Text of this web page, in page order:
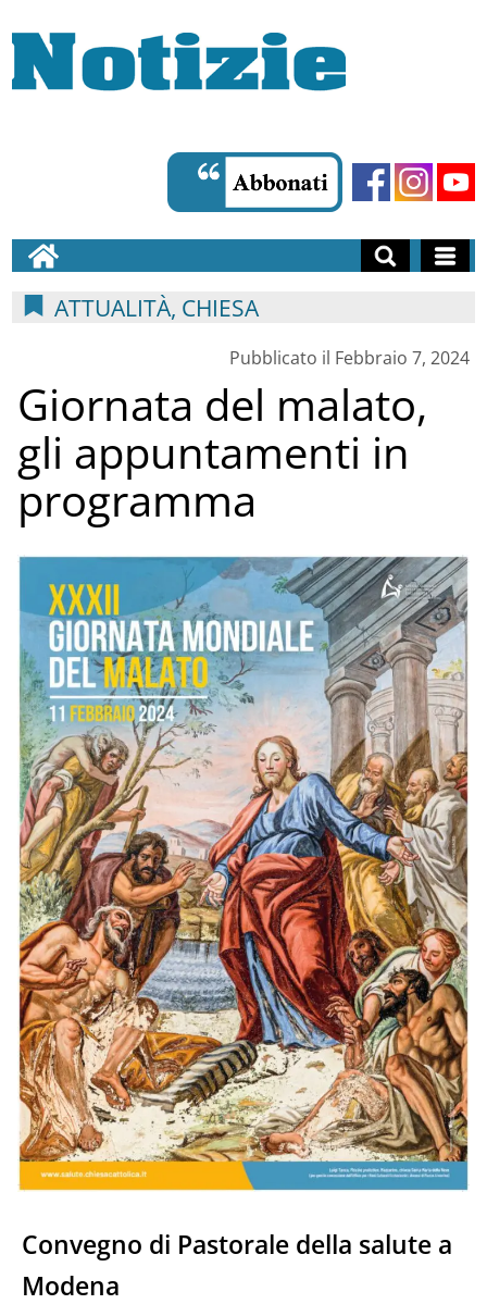
ATTUALITÀ, CHIESA
Pubblicato il Febbraio 7, 2024
Giornata del malato,
gli appuntamenti in
programma
Convegno di Pastorale della salute a
Modena